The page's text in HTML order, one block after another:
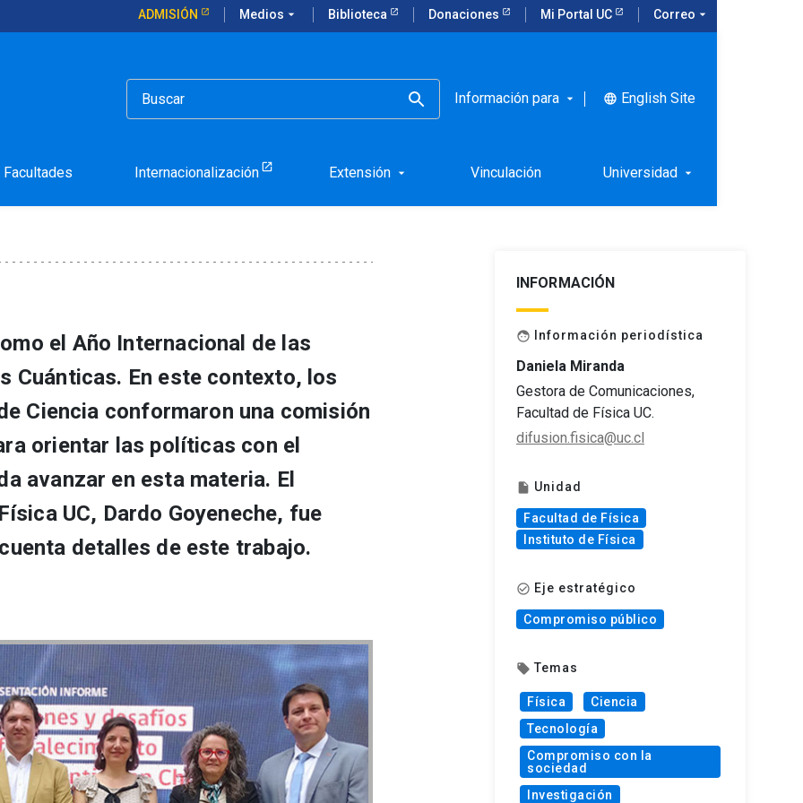
ADMISIÓN Medios arrow_drop_down Biblioteca Donaciones Mi Portal UC Correo arrow_drop_down
Información para arrow_drop_down language English Site
Facultades Internacionalización Extensión arrow_drop_down Vinculación Universidad arrow_drop_down
para que Chile
cuánticas
el Año Internacional de las
Cuánticas. En este contexto, los
Ciencia conformaron una comisión
orientar las políticas con el
avanzar en esta materia. El
UC, Dardo Goyeneche, fue
detalles de este trabajo.
INFORMACIÓN
face Información periodística
Daniela Miranda
Gestora de Comunicaciones,
Facultad de Física UC.
difusion.fisica@uc.cl
insert_drive_file Unidad
Facultad de Física
Instituto de Física
check_circle_outline Eje estratégico
Compromiso público
local_offer Temas
Física
Ciencia
Tecnología
Compromiso con la
sociedad
Investigación